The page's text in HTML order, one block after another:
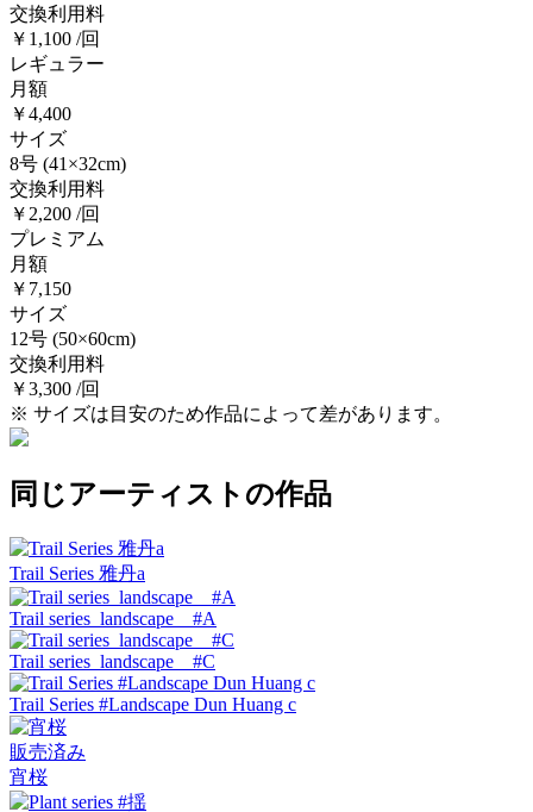
交換利用料
￥1,100 /回
レギュラー
月額
￥4,400
サイズ
8号 (41×32cm)
交換利用料
￥2,200 /回
プレミアム
月額
￥7,150
サイズ
12号 (50×60cm)
交換利用料
￥3,300 /回
※ サイズは目安のため作品によって差があります。
同じアーティストの作品
Trail Series 雅丹a
Trail series landscape #A
Trail series landscape #C
Trail Series #Landscape Dun Huang c
販売済み
宵桜